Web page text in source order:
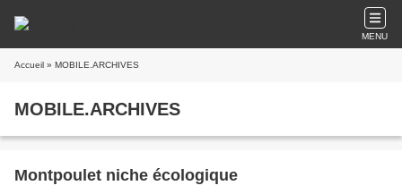
MENU
Accueil » MOBILE.ARCHIVES
MOBILE.ARCHIVES
Montpoulet niche écologique